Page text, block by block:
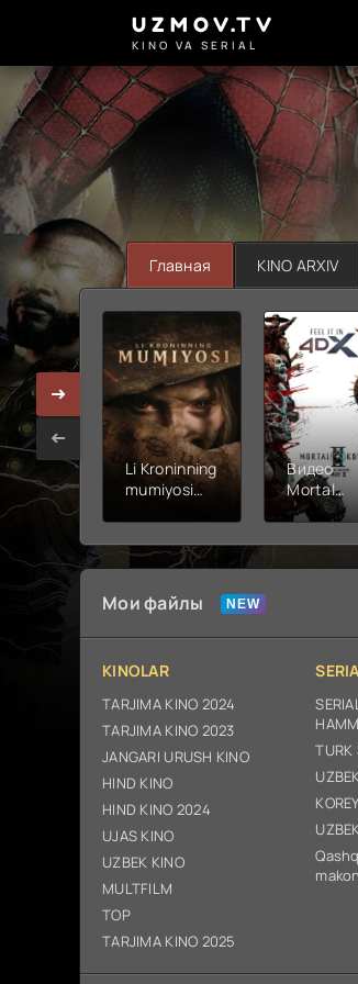
UZMOV.TV
KINO VA SERIAL
Главная KINO ARXIV
Li Kroninning
mumiyosi
tarjima HD
skachat
Видео
Mortal
kombat 2 /
(2026)
Uzbek
Мои файлы
KINOLAR
TARJIMA KINO 2024
TARJIMA KINO 2023
JANGARI URUSH KINO
HIND KINO
HIND KINO 2024
UJAS KINO
UZBEK KINO
MULTFILM
TOP
TARJIMA KINO 2025
TURK